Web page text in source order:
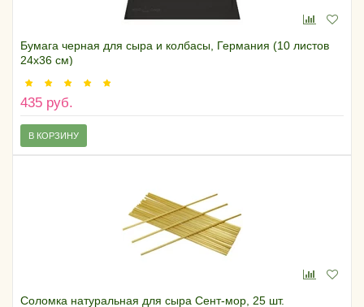
Бумага черная для сыра и колбасы, Германия (10 листов
24х36 см)
435 руб.
В КОРЗИНУ
Соломка натуральная для сыра Сент-мор, 25 шт.